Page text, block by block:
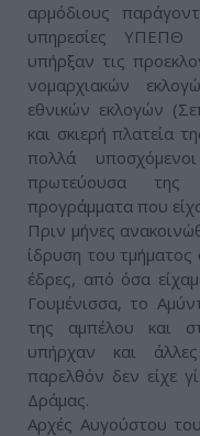
αρμόδιους
υπηρεσίες ΥΠΕΠΘ
υπήρξαν τις
νομαρχιακών
εθνικών εκλογών
και σκιερή πλατεία
πολλά
πρωτεύουσα της
προγράμματα που
Πριν μήνες
ίδρυση του
έδρες, από όσα
Γουμένισσα, το
της αμπέλου και
υπήρχαν και
παρελθόν δεν είχε
Δράμας.
Αρχές Αυγούστου